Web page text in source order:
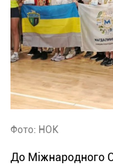
Фото: НОК
До Міжнародного